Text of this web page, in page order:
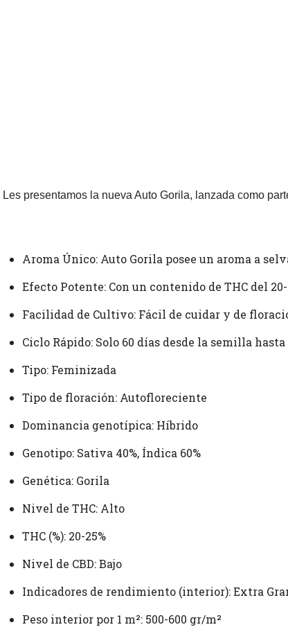
Les presentamos la nueva Auto Gorila, lanzada como
Aroma Único: Auto Gorila posee un aroma a
Efecto Potente: Con un contenido de THC del
Facilidad de Cultivo: Fácil de cuidar y de
Ciclo Rápido: Solo 60 días desde la semilla hasta
Tipo: Feminizada
Tipo de floración: Autofloreciente
Dominancia genotípica: Híbrido
Genotipo: Sativa 40%, Índica 60%
Genética: Gorila
Nivel de THC: Alto
THC (%): 20-25%
Nivel de CBD: Bajo
Indicadores de rendimiento (interior): Extra
Peso interior por 1 m²: 500-600 gr/m²